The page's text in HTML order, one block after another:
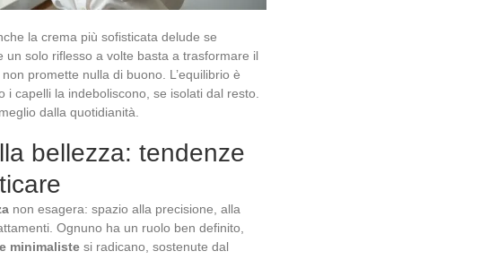
la crema più sofisticata delude se
un solo riflesso a volte basta a trasformare il
promette nulla di buono. L’equilibrio è
capelli la indeboliscono, se isolati dal resto.
dalla quotidianità.
bellezza: tendenze
non esagera: spazio alla precisione, alla
Ognuno ha un ruolo ben definito,
minimaliste si radicano, sostenute dal